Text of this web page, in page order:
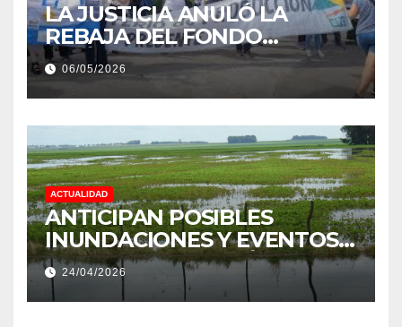
LA JUSTICIA ANULÓ LA
REBAJA DEL FONDO
ESTÍMULO A EMPLEADOS DE
PRODUCCIÓN DE LA
PROVINCIA DEL CHACO
06/05/2026
ACTUALIDAD
ANTICIPAN POSIBLES
INUNDACIONES Y EVENTOS
EXTREMOS: “PODRÍA SER UN
NIÑO MUY IMPORTANTE”
24/04/2026